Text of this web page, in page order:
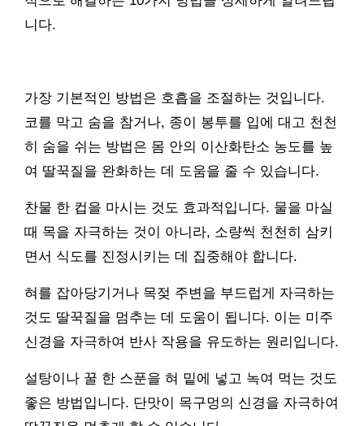
니다.
가장 기본적인 방법은 호흡을 조절하는 것입니다.
코를 막고 숨을 참거나, 종이 봉투를 입에 대고 천천
히 숨을 쉬는 방법은 몸 안의 이산화탄소 농도를 높
여 딸꾹질을 완화하는 데 도움을 줄 수 있습니다.
찬물 한 컵을 마시는 것도 효과적입니다. 물을 마실
때 목을 자극하는 것이 아니라, 소량씩 천천히 삼키
면서 식도를 진정시키는 데 집중해야 합니다.
혀를 잡아당기거나 목젖 주변을 부드럽게 자극하는
것도 딸꾹질을 멈추는 데 도움이 됩니다. 이는 미주
신경을 자극하여 반사 작용을 유도하는 원리입니다.
설탕이나 꿀 한 스푼을 혀 밑에 넣고 녹여 먹는 것도
좋은 방법입니다. 단맛이 목구멍의 신경을 자극하여